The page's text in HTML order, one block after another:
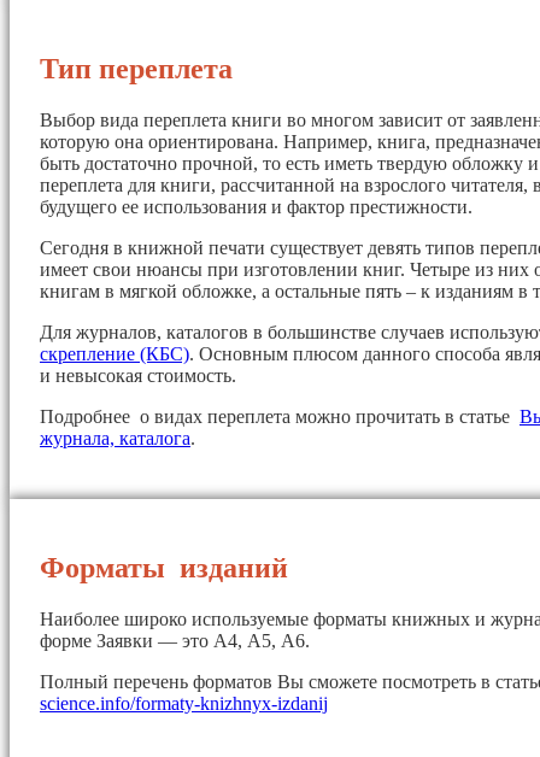
Тип переплета
Выбор вида переплета книги во многом зависит от
которую она ориентирована. Например, книга,
быть достаточно прочной, то есть иметь твердую
переплета для книги, рассчитанной на взрослого читателя,
будущего ее использования и фактор престижности.
Сегодня в книжной печати существует девять типов
имеет свои нюансы при изготовлении книг. Четыре из них
книгам в мягкой обложке, а остальные пять – к изданиям в
Для журналов, каталогов в большинстве случаев
скрепление (КБС). Основным плюсом данного способа
и невысокая стоимость.
Подробнее о видах переплета можно прочитать в статье
журнала, каталога.
Форматы изданий
Наиболее широко используемые форматы книжных и
форме Заявки — это А4, А5, А6.
Полный перечень форматов Вы сможете посмотреть в
science.info/formaty-knizhnyx-izdanij